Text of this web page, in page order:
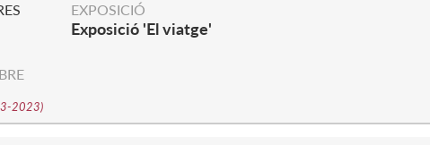
2023)
EXPOSICIÓ
Exposició 'El viatge'